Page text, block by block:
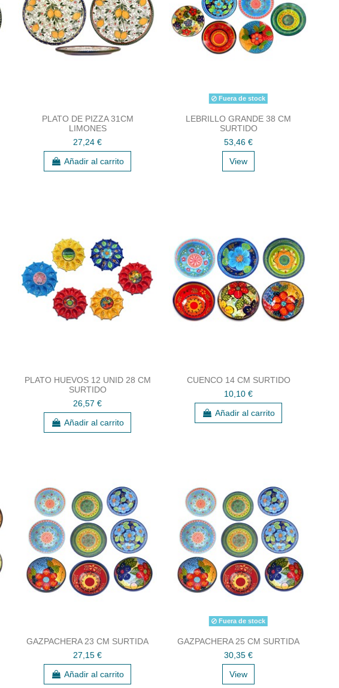
PLATO DE PIZZA 31CM
LIMONES
27,24 €
Añadir al carrito
Fuera de stock
LEBRILLO GRANDE 38 CM
SURTIDO
53,46 €
View
PLATO HUEVOS 12 UNID 28 CM
SURTIDO
26,57 €
Añadir al carrito
CUENCO 14 CM SURTIDO
10,10 €
Añadir al carrito
GAZPACHERA 23 CM SURTIDA
27,15 €
Añadir al carrito
Fuera de stock
GAZPACHERA 25 CM SURTIDA
30,35 €
View